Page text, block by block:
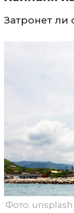
Затронет ли
Фото: unsplash